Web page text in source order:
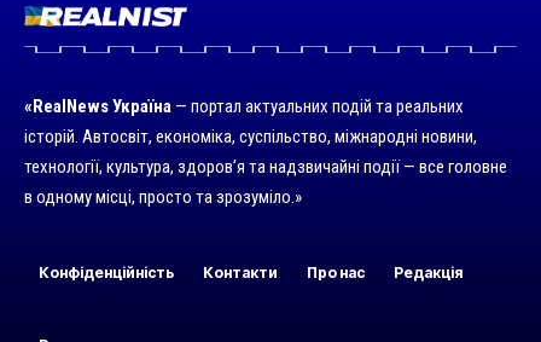
«RealNews Україна — портал актуальних подій та реальних
історій. Автосвіт, економіка, суспільство, міжнародні новини,
технології, культура, здоров’я та надзвичайні події — все головне
в одному місці, просто та зрозуміло.»
Конфіденційність Контакти Про нас Редакція